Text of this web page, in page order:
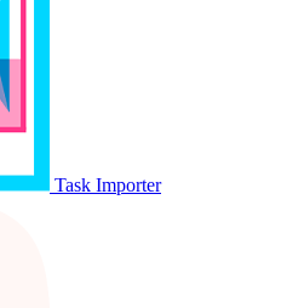
Task Importer